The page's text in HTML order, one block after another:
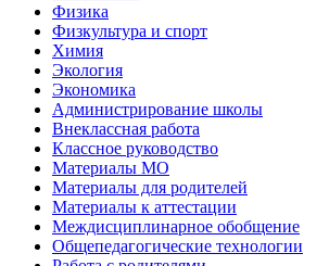
Физика
Физкультура и спорт
Химия
Экология
Экономика
Администрирование школы
Внеклассная работа
Классное руководство
Материалы МО
Материалы для родителей
Материалы к аттестации
Междисциплинарное обобщение
Общепедагогические технологии